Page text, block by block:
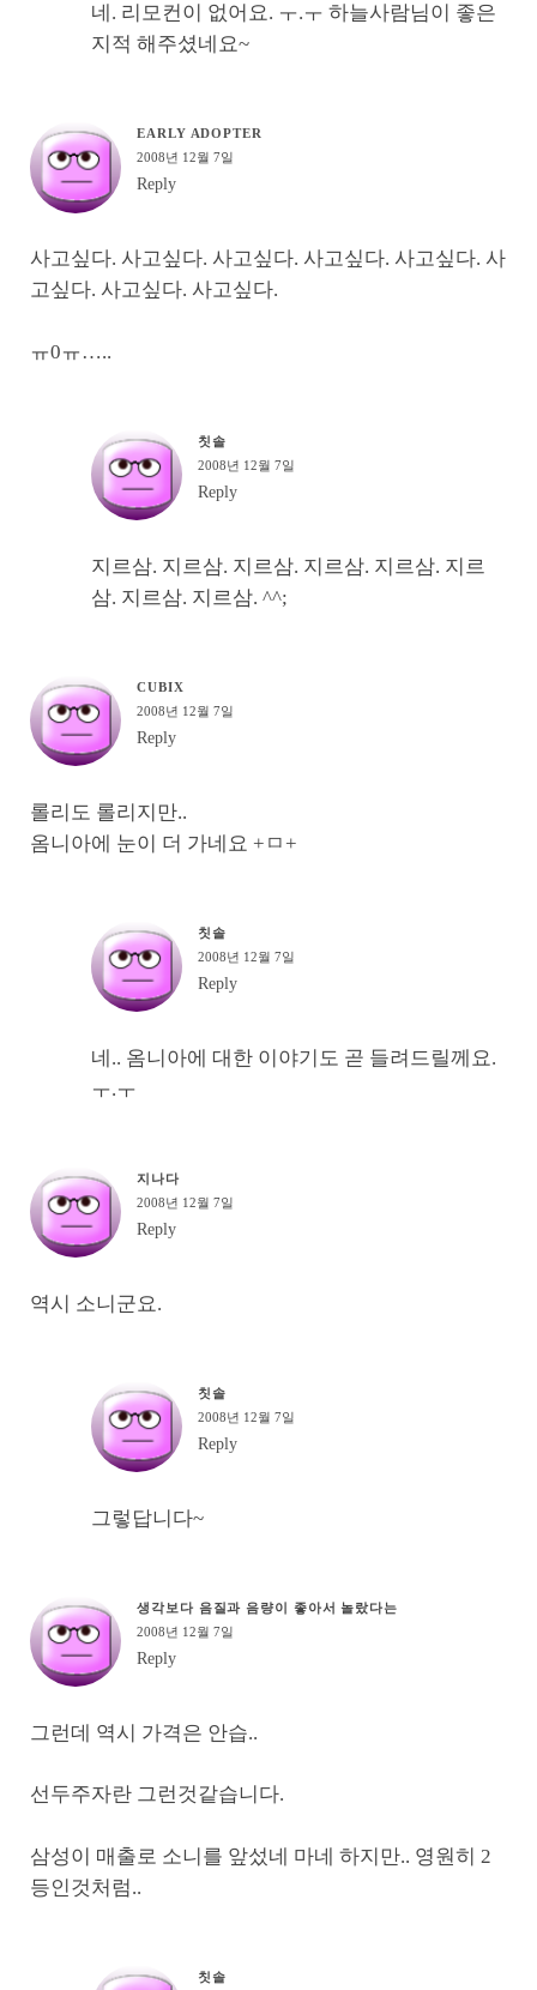
네. 리모컨이 없어요. ㅜ.ㅜ 하늘사람님이 좋은
지적 해주셨네요~
EARLY ADOPTER
2008년 12월 7일
Reply
사고싶다. 사고싶다. 사고싶다. 사고싶다. 사고싶다. 사
고싶다. 사고싶다. 사고싶다.
ㅠ0ㅠ…..
칫솔
2008년 12월 7일
Reply
지르삼. 지르삼. 지르삼. 지르삼. 지르삼. 지르
삼. 지르삼. 지르삼. ^^;
CUBIX
2008년 12월 7일
Reply
롤리도 롤리지만..
옴니아에 눈이 더 가네요 +ㅁ+
칫솔
2008년 12월 7일
Reply
네.. 옴니아에 대한 이야기도 곧 들려드릴께요.
ㅜ.ㅜ
지나다
2008년 12월 7일
Reply
역시 소니군요.
칫솔
2008년 12월 7일
Reply
그렇답니다~
생각보다 음질과 음량이 좋아서 놀랐다는
2008년 12월 7일
Reply
그런데 역시 가격은 안습..
선두주자란 그런것같습니다.
삼성이 매출로 소니를 앞섰네 마네 하지만.. 영원히 2
등인것처럼..
칫솔